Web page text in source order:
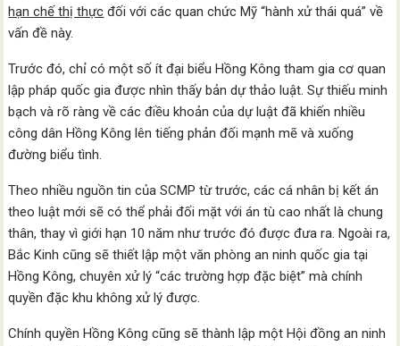
hạn chế thị thực đối với các quan chức Mỹ “hành xử thái quá” về
vấn đề này.
Trước đó, chỉ có một số ít đại biểu Hồng Kông tham gia cơ quan
lập pháp quốc gia được nhìn thấy bản dự thảo luật. Sự thiếu minh
bạch và rõ ràng về các điều khoản của dự luật đã khiến nhiều
công dân Hồng Kông lên tiếng phản đối mạnh mẽ và xuống
đường biểu tình.
Theo nhiều nguồn tin của SCMP từ trước, các cá nhân bị kết án
theo luật mới sẽ có thể phải đối mặt với án tù cao nhất là chung
thân, thay vì giới hạn 10 năm như trước đó được đưa ra. Ngoài ra,
Bắc Kinh cũng sẽ thiết lập một văn phòng an ninh quốc gia tại
Hồng Kông, chuyên xử lý “các trường hợp đặc biệt” mà chính
quyền đặc khu không xử lý được.
Chính quyền Hồng Kông cũng sẽ thành lập một Hội đồng an ninh